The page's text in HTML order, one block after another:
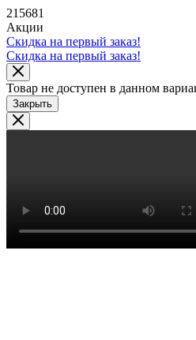
215681
Акции
Скидка на первый заказ!
Скидка на первый заказ!
Товар не доступен в данном
Закрыть